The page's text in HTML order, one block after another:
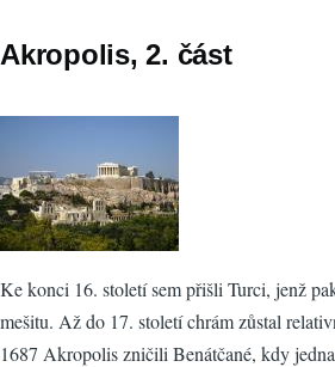
Akropolis, 2. část
Ke konci 16. století sem přišli Turci, jenž
mešitu. Až do 17. století chrám zůstal
1687 Akropolis zničili Benátčané, kdy